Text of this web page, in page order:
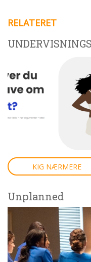
RELATERET
KIG NÆRMERE
Unplanned